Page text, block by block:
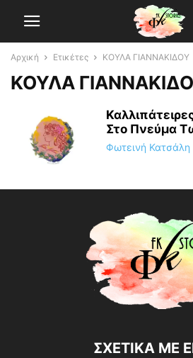
Αρχική Ετικέτες ΚΟΥΛΑ ΓΙΑΝΝΑΚΙΔΟΥ
ΚΟΥΛΑ
Στο Πνεύμα
Φωτεινή Κατσάλη
ΣΧΕΤΙΚΑ ΜΕ